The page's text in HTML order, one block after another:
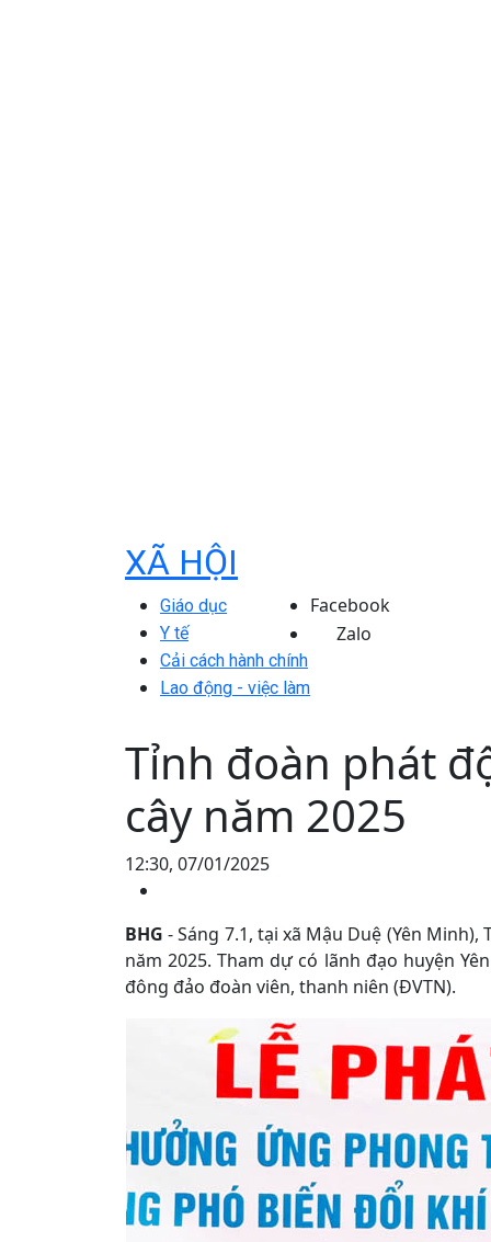
XÃ HỘI
Giáo dục
Y tế
Cải cách hành chính
Lao động - việc làm
Facebook
Zalo
Tỉnh đoàn phát
cây năm 2025
12:30, 07/01/2025
BHG - Sáng 7.1, tại xã Mậu Duệ (Yên
năm 2025. Tham dự có lãnh đạo huyện
đông đảo đoàn viên, thanh niên (ĐVTN).